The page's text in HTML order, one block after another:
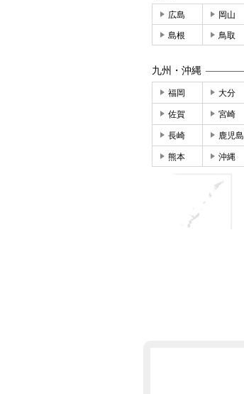
広島 岡山
島根 鳥取
九州・沖縄
福岡 大分
佐賀 宮崎
長崎 鹿児島
熊本 沖縄